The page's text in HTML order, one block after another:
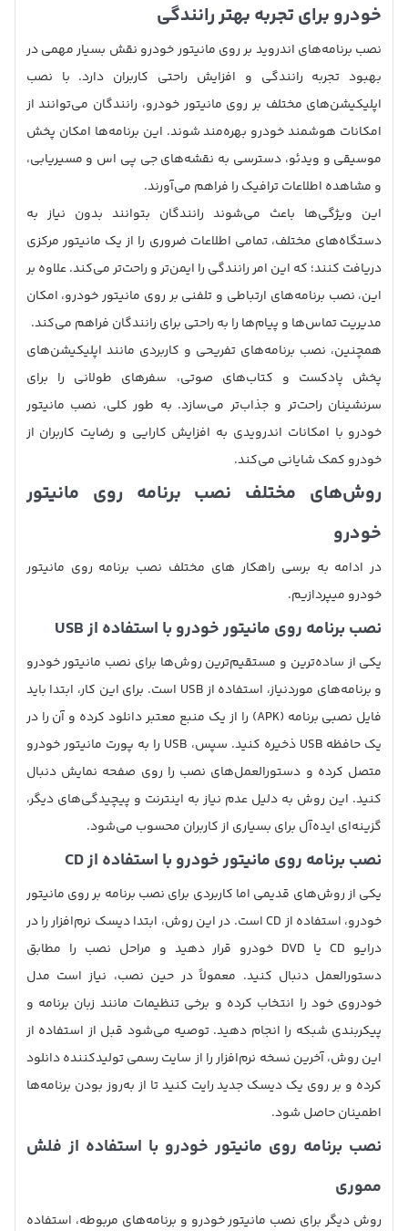
خودرو برای تجربه بهتر رانندگی
نصب برنامه‌های اندروید بر روی مانیتور خودرو نقش بسیار مهمی در
بهبود تجربه رانندگی و افزایش راحتی کاربران دارد. با نصب
اپلیکیشن‌های مختلف بر روی مانیتور خودرو، رانندگان می‌توانند از
امکانات هوشمند خودرو بهره‌مند شوند. این برنامه‌ها امکان پخش
موسیقی و ویدئو، دسترسی به نقشه‌های جی پی اس و مسیریابی،
و مشاهده اطلاعات ترافیک را فراهم می‌آورند.
این ویژگی‌ها باعث می‌شوند رانندگان بتوانند بدون نیاز به
دستگاه‌های مختلف، تمامی اطلاعات ضروری را از یک مانیتور مرکزی
دریافت کنند؛ که این امر رانندگی را ایمن‌تر و راحت‌تر می‌کند. علاوه بر
این، نصب برنامه‌های ارتباطی و تلفنی بر روی مانیتور خودرو، امکان
مدیریت تماس‌ها و پیام‌ها را به راحتی برای رانندگان فراهم می‌کند.
همچنین، نصب برنامه‌های تفریحی و کاربردی مانند اپلیکیشن‌های
پخش پادکست و کتاب‌های صوتی، سفرهای طولانی را برای
سرنشینان راحت‌تر و جذاب‌تر می‌سازد. به طور کلی، نصب مانیتور
خودرو با امکانات اندرویدی به افزایش کارایی و رضایت کاربران از
خودرو کمک شایانی می‌کند.
روش‌های مختلف نصب برنامه روی مانیتور
خودرو
در ادامه به برسی راهکار های مختلف نصب برنامه روی مانیتور
خودرو میپردازیم.
نصب برنامه روی مانیتور خودرو با استفاده از USB
یکی از ساده‌ترین و مستقیم‌ترین روش‌ها برای نصب مانیتور خودرو
و برنامه‌های موردنیاز، استفاده از USB است. برای این کار، ابتدا باید
فایل نصبی برنامه (APK) را از یک منبع معتبر دانلود کرده و آن را در
یک حافظه USB ذخیره کنید. سپس، USB را به پورت مانیتور خودرو
متصل کرده و دستورالعمل‌های نصب را روی صفحه نمایش دنبال
کنید. این روش به دلیل عدم نیاز به اینترنت و پیچیدگی‌های دیگر،
گزینه‌ای ایده‌آل برای بسیاری از کاربران محسوب می‌شود.
نصب برنامه روی مانیتور خودرو با استفاده از CD
یکی از روش‌های قدیمی اما کاربردی برای نصب برنامه بر روی مانیتور
خودرو، استفاده از CD است. در این روش، ابتدا دیسک نرم‌افزار را در
درایو CD یا DVD خودرو قرار دهید و مراحل نصب را مطابق
دستورالعمل دنبال کنید. معمولاً در حین نصب، نیاز است مدل
خودروی خود را انتخاب کرده و برخی تنظیمات مانند زبان برنامه و
پیکربندی شبکه را انجام دهید. توصیه می‌شود قبل از استفاده از
این روش، آخرین نسخه نرم‌افزار را از سایت رسمی تولیدکننده دانلود
کرده و بر روی یک دیسک جدید رایت کنید تا از به‌روز بودن برنامه‌ها
اطمینان حاصل شود.
نصب برنامه روی مانیتور خودرو با استفاده از فلش
مموری
روش دیگر برای نصب مانیتور خودرو و برنامه‌های مربوطه، استفاده